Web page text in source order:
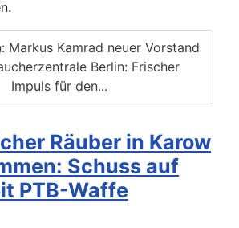
Markus Kamrad neuer Vorstand
Berlin: Frischer
Impuls für den...
Räuber in Karow
Schuss auf
PTB-Waffe